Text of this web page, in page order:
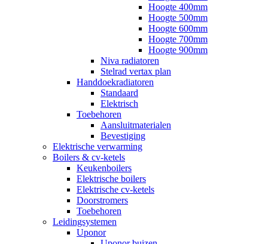
Hoogte 400mm
Hoogte 500mm
Hoogte 600mm
Hoogte 700mm
Hoogte 900mm
Niva radiatoren
Stelrad vertax plan
Handdoekradiatoren
Standaard
Elektrisch
Toebehoren
Aansluitmaterialen
Bevestiging
Elektrische verwarming
Boilers & cv-ketels
Keukenboilers
Elektrische boilers
Elektrische cv-ketels
Doorstromers
Toebehoren
Leidingsystemen
Uponor